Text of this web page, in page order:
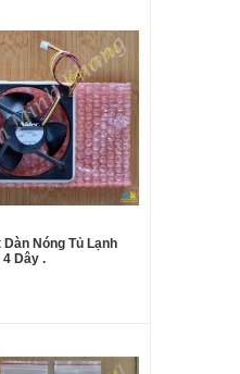
Dàn Nóng Tủ Lạnh
4 Dây .